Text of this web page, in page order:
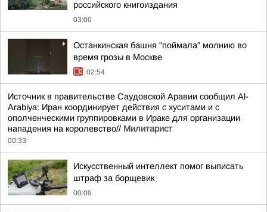
российского книгоиздания
03:00
Останкинская башня "поймала" молнию во
время грозы в Москве
02:54
Источник в правительстве Саудовской Аравии сообщил Al-
Arabiya: Иран координирует действия с хуситами и с
ополченческими группировками в Ираке для организации
нападения на королевство// Милитарист
00:33
Искусственный интеллект помог выписать
штраф за борщевик
00:09